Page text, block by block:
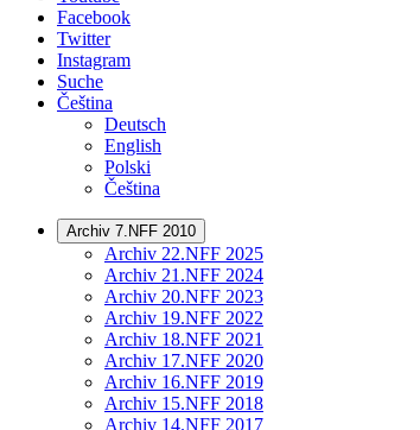
Facebook
Twitter
Instagram
Suche
Čeština
Deutsch
English
Polski
Čeština
Archiv 7.NFF 2010
Archiv 22.NFF 2025
Archiv 21.NFF 2024
Archiv 20.NFF 2023
Archiv 19.NFF 2022
Archiv 18.NFF 2021
Archiv 17.NFF 2020
Archiv 16.NFF 2019
Archiv 15.NFF 2018
Archiv 14.NFF 2017